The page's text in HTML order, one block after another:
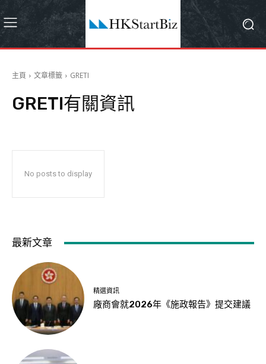
主頁 文章標籤 GRETI
GRETI有關資訊
No posts to display
最新文章
精選資訊
廠商會就2026年《施政報告》提交建議